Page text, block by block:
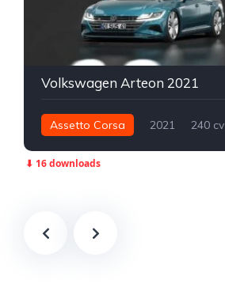
Volkswagen Arteon 2021
Assetto Corsa 2021
240 cv
⬇ 16 downloads